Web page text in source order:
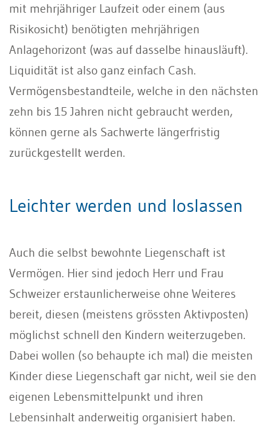
mit mehrjähriger Laufzeit oder einem (aus
Risikosicht) benötigten mehrjährigen
Anlagehorizont (was auf dasselbe hinausläuft).
Liquidität ist also ganz einfach Cash.
Vermögensbestandteile, welche in den nächsten
zehn bis 15 Jahren nicht gebraucht werden,
können gerne als Sachwerte längerfristig
zurückgestellt werden.
Leichter werden und loslassen
Auch die selbst bewohnte Liegenschaft ist
Vermögen. Hier sind jedoch Herr und Frau
Schweizer erstaunlicherweise ohne Weiteres
bereit, diesen (meistens grössten Aktivposten)
möglichst schnell den Kindern weiterzugeben.
Dabei wollen (so behaupte ich mal) die meisten
Kinder diese Liegenschaft gar nicht, weil sie den
eigenen Lebensmittelpunkt und ihren
Lebensinhalt anderweitig organisiert haben.